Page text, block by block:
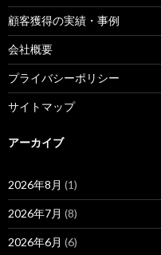
顧客獲得の実績・事例
会社概要
プライバシーポリシー
サイトマップ
アーカイブ
2026年8月 (1)
2026年7月 (8)
2026年6月 (6)